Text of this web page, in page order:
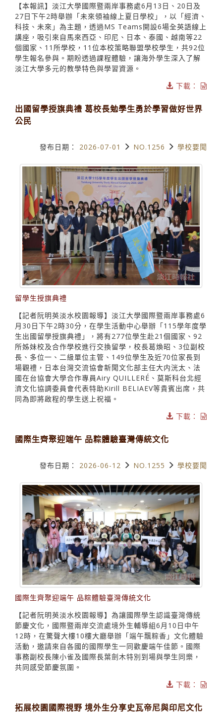
【本報訊】淡江大學國際暨兩岸事務處6月13日、20日及
27日下午2時舉辦「未來領袖線上夏日學校」，以「經濟、
科技、未來」為主題，透過MS Teams開設6場全英語線上
講座，吸引來自馬來西亞、印尼、日本、泰國、越南等22
個國家、11所學校，11位本校策略聯盟學校學生，共92位
學生報名參與。期盼透過課程體驗，讓海外學生深入了解
淡江大學多元的教學特色與學習資源。
下載：
出國留學授旗典禮 葛校長勉學生勇於學習做好世界
公民
發布日期： 2026-07-01 NO.1256 學校要聞
留學生授旗典禮
【記者阮明英淡水校園報導】淡江大學國際暨兩岸事務處6
月30日下午2時30分，在學生活動中心舉辦「115學年度學
生出國留學授旗典禮」，將有277位學生赴21個國家、92
所姊妹校及合作學校進行交換留學，校長葛煥昭、3位副校
長、多位一、二級單位主管、149位學生及近70位家長到
場觀禮，日本台灣交流協會新聞文化部主任大内洸太、法
國在台協會大學合作專員Airy QUILLERÉ、莫斯科台北經
濟文化協調委員會代表特助Kirill BELIAEV等貴賓出席，共
同為即將啟程的學生送上祝福。
下載：
國際生齊聚迎端午 品粽體驗臺灣傳統文化
發布日期： 2026-06-12 NO.1255 學校要聞
國際生齊聚迎端午 品粽體驗臺灣傳統文化
【記者阮明英淡水校園報導】為讓國際學生認識臺灣傳統
節慶文化，國際暨兩岸交流處境外生輔導組6月10日中午
12時，在驚聲大樓10樓大廳舉辦「端午飄粽香」文化體驗
活動，邀請來自各國的國際學生一同歡慶端午佳節。國際
事務副校長陳小雀及國際長葉劍木特別到場與學生同樂，
共同感受節慶氛圍。
下載：
拓展校園國際視野 境外生分享史瓦帝尼與印尼文化